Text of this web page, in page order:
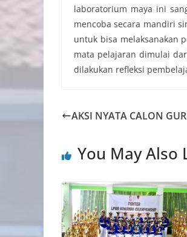
laboratorium maya ini
mencoba secara mandiri
untuk bisa melaksanakan
mata pelajaran dimulai
dilakukan refleksi
AKSI NYATA CALON
You May Also